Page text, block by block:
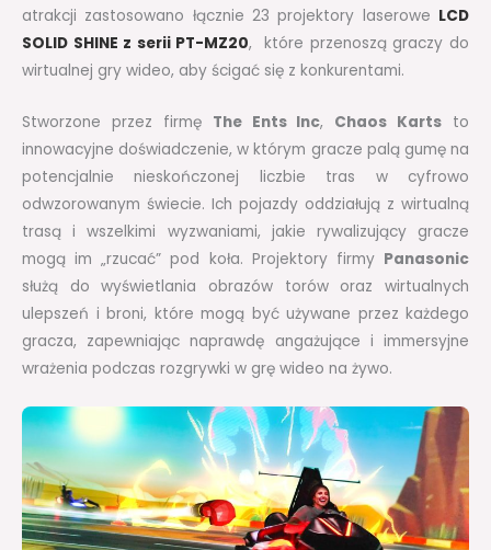
atrakcji zastosowano łącznie 23 projektory laserowe LCD
SOLID SHINE z serii PT-MZ20, które przenoszą graczy do
wirtualnej gry wideo, aby ścigać się z konkurentami.
Stworzone przez firmę The Ents Inc, Chaos Karts to
innowacyjne doświadczenie, w którym gracze palą gumę na
potencjalnie nieskończonej liczbie tras w cyfrowo
odwzorowanym świecie. Ich pojazdy oddziałują z wirtualną
trasą i wszelkimi wyzwaniami, jakie rywalizujący gracze
mogą im „rzucać” pod koła. Projektory firmy Panasonic
służą do wyświetlania obrazów torów oraz wirtualnych
ulepszeń i broni, które mogą być używane przez każdego
gracza, zapewniając naprawdę angażujące i immersyjne
wrażenia podczas rozgrywki w grę wideo na żywo.